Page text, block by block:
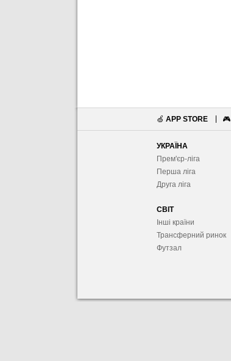
🍏 APP STORE 🎮
УКРАЇНА
Прем'єр-ліга
Перша ліга
Друга ліга
СВІТ
Інші країни
Трансферний ринок
Футзал